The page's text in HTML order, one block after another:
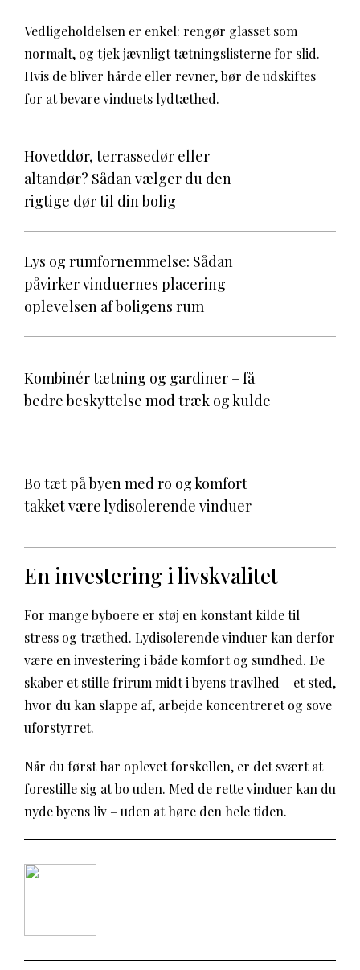
Vedligeholdelsen er enkel: rengør glasset som
normalt, og tjek jævnligt tætningslisterne for slid.
Hvis de bliver hårde eller revner, bør de udskiftes
for at bevare vinduets lydtæthed.
Hoveddør, terrassedør eller
altandør? Sådan vælger du den
rigtige dør til din bolig
Lys og rumfornemmelse: Sådan
påvirker vinduernes placering
oplevelsen af boligens rum
Kombinér tætning og gardiner – få
bedre beskyttelse mod træk og kulde
Bo tæt på byen med ro og komfort
takket være lydisolerende vinduer
En investering i livskvalitet
For mange byboere er støj en konstant kilde til
stress og træthed. Lydisolerende vinduer kan derfor
være en investering i både komfort og sundhed. De
skaber et stille frirum midt i byens travlhed – et sted,
hvor du kan slappe af, arbejde koncentreret og sove
uforstyrret.
Når du først har oplevet forskellen, er det svært at
forestille sig at bo uden. Med de rette vinduer kan du
nyde byens liv – uden at høre den hele tiden.